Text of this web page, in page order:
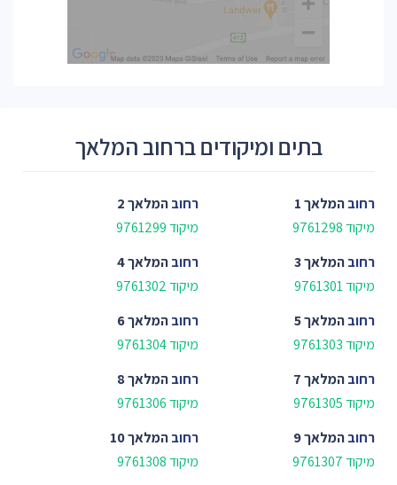
בתים ומיקודים ברחוב המלאך
רחובהמלאך 1
מיקוד 9761298
רחובהמלאך 2
מיקוד 9761299
רחובהמלאך 3
מיקוד 9761301
רחובהמלאך 4
מיקוד 9761302
רחובהמלאך 5
מיקוד 9761303
רחובהמלאך 6
מיקוד 9761304
רחובהמלאך 7
מיקוד 9761305
רחובהמלאך 8
מיקוד 9761306
רחובהמלאך 9
מיקוד 9761307
רחובהמלאך 10
מיקוד 9761308